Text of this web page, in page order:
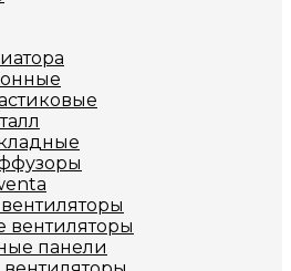
вентиляторы
панели